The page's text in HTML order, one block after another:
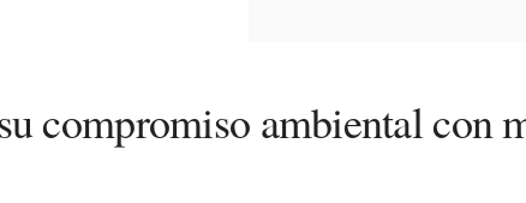
compromiso ambiental con